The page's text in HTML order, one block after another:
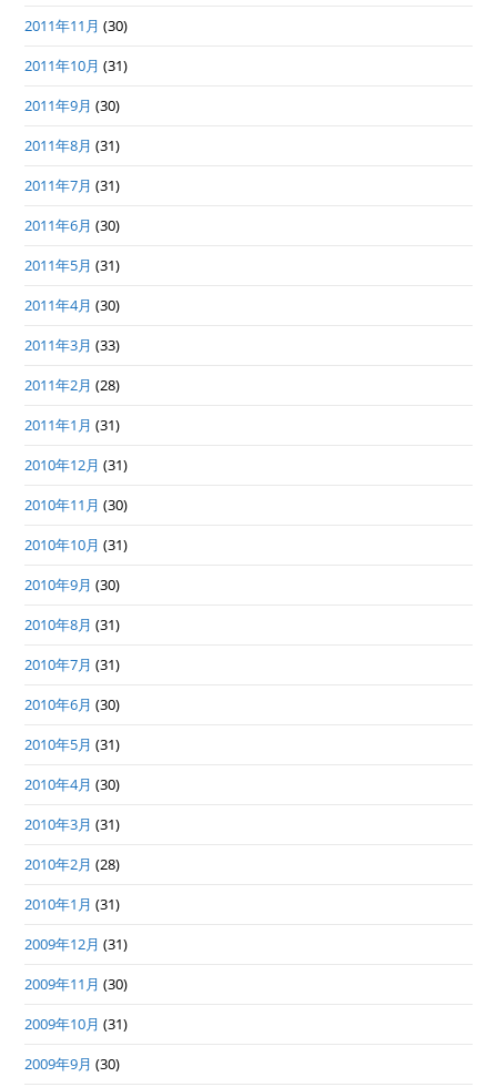
2011年11月 (30)
2011年10月 (31)
2011年9月 (30)
2011年8月 (31)
2011年7月 (31)
2011年6月 (30)
2011年5月 (31)
2011年4月 (30)
2011年3月 (33)
2011年2月 (28)
2011年1月 (31)
2010年12月 (31)
2010年11月 (30)
2010年10月 (31)
2010年9月 (30)
2010年8月 (31)
2010年7月 (31)
2010年6月 (30)
2010年5月 (31)
2010年4月 (30)
2010年3月 (31)
2010年2月 (28)
2010年1月 (31)
2009年12月 (31)
2009年11月 (30)
2009年10月 (31)
2009年9月 (30)